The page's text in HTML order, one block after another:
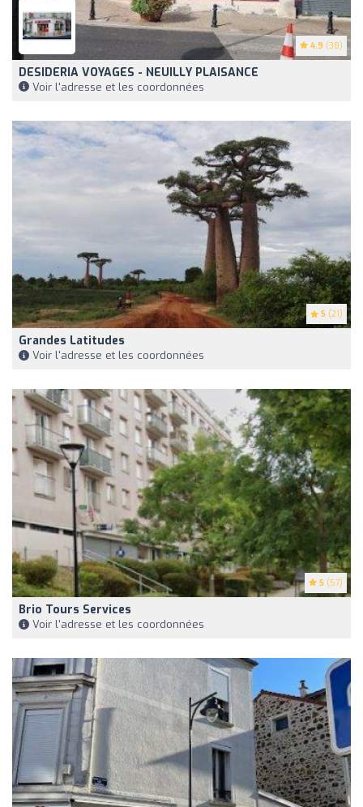
4.9 (38)
DESIDERIA VOYAGES - NEUILLY PLAISANCE
Voir l'adresse et les coordonnées
5 (21)
Grandes Latitudes
Voir l'adresse et les coordonnées
5 (57)
Brio Tours Services
Voir l'adresse et les coordonnées